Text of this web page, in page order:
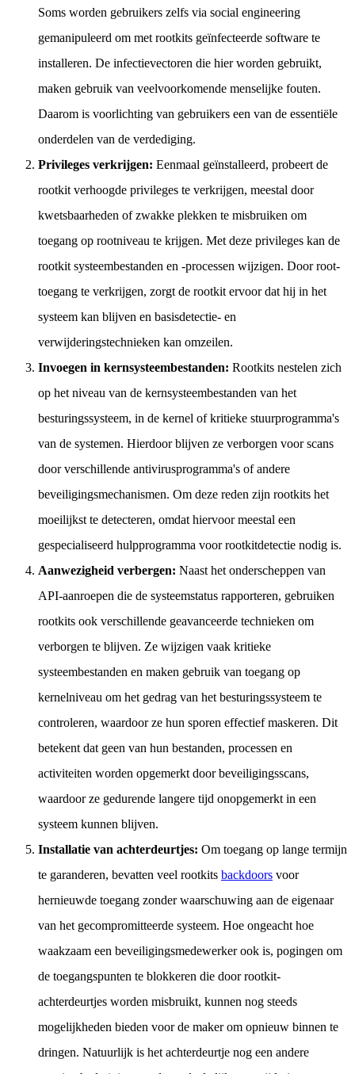
Soms worden gebruikers zelfs via social engineering
gemanipuleerd om met rootkits geïnfecteerde software te
installeren. De infectievectoren die hier worden gebruikt,
maken gebruik van veelvoorkomende menselijke fouten.
Daarom is voorlichting van gebruikers een van de essentiële
onderdelen van de verdediging.
Privileges verkrijgen: Eenmaal geïnstalleerd, probeert de
rootkit verhoogde privileges te verkrijgen, meestal door
kwetsbaarheden of zwakke plekken te misbruiken om
toegang op rootniveau te krijgen. Met deze privileges kan de
rootkit systeembestanden en -processen wijzigen. Door root-
toegang te verkrijgen, zorgt de rootkit ervoor dat hij in het
systeem kan blijven en basisdetectie- en
verwijderingstechnieken kan omzeilen.
Invoegen in kernsysteembestanden: Rootkits nestelen zich
op het niveau van de kernsysteembestanden van het
besturingssysteem, in de kernel of kritieke stuurprogramma's
van de systemen. Hierdoor blijven ze verborgen voor scans
door verschillende antivirusprogramma's of andere
beveiligingsmechanismen. Om deze reden zijn rootkits het
moeilijkst te detecteren, omdat hiervoor meestal een
gespecialiseerd hulpprogramma voor rootkitdetectie nodig is.
Aanwezigheid verbergen: Naast het onderscheppen van
API-aanroepen die de systeemstatus rapporteren, gebruiken
rootkits ook verschillende geavanceerde technieken om
verborgen te blijven. Ze wijzigen vaak kritieke
systeembestanden en maken gebruik van toegang op
kernelniveau om het gedrag van het besturingssysteem te
controleren, waardoor ze hun sporen effectief maskeren. Dit
betekent dat geen van hun bestanden, processen en
activiteiten worden opgemerkt door beveiligingsscans,
waardoor ze gedurende langere tijd onopgemerkt in een
systeem kunnen blijven.
Installatie van achterdeurtjes: Om toegang op lange termijn
te garanderen, bevatten veel rootkits backdoors voor
hernieuwde toegang zonder waarschuwing aan de eigenaar
van het gecompromitteerde systeem. Hoe ongeacht hoe
waakzaam een beveiligingsmedewerker ook is, pogingen om
de toegangspunten te blokkeren die door rootkit-
achterdeurtjes worden misbruikt, kunnen nog steeds
mogelijkheden bieden voor de maker om opnieuw binnen te
dringen. Natuurlijk is het achterdeurtje nog een andere